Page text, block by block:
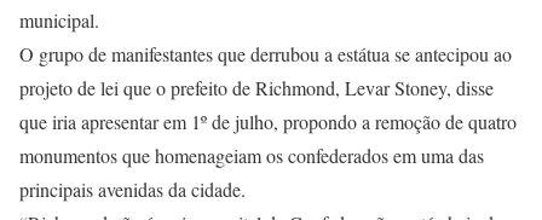
municipal.
O grupo de manifestantes que derrubou a estátua se antecipou ao
projeto de lei que o prefeito de Richmond, Levar Stoney, disse
que iria apresentar em 1º de julho, propondo a remoção de quatro
monumentos que homenageiam os confederados em uma das
principais avenidas da cidade.